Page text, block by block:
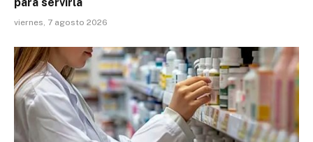
para servirla
viernes, 7 agosto 2026